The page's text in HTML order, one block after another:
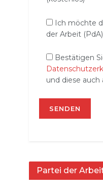
Ich möchte
der Arbeit
Bestätigen
und diese auch
Partei der